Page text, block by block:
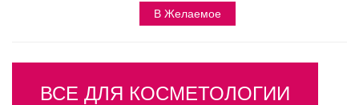
В Желаемое
ВСЕ ДЛЯ КОСМЕТОЛОГИИ